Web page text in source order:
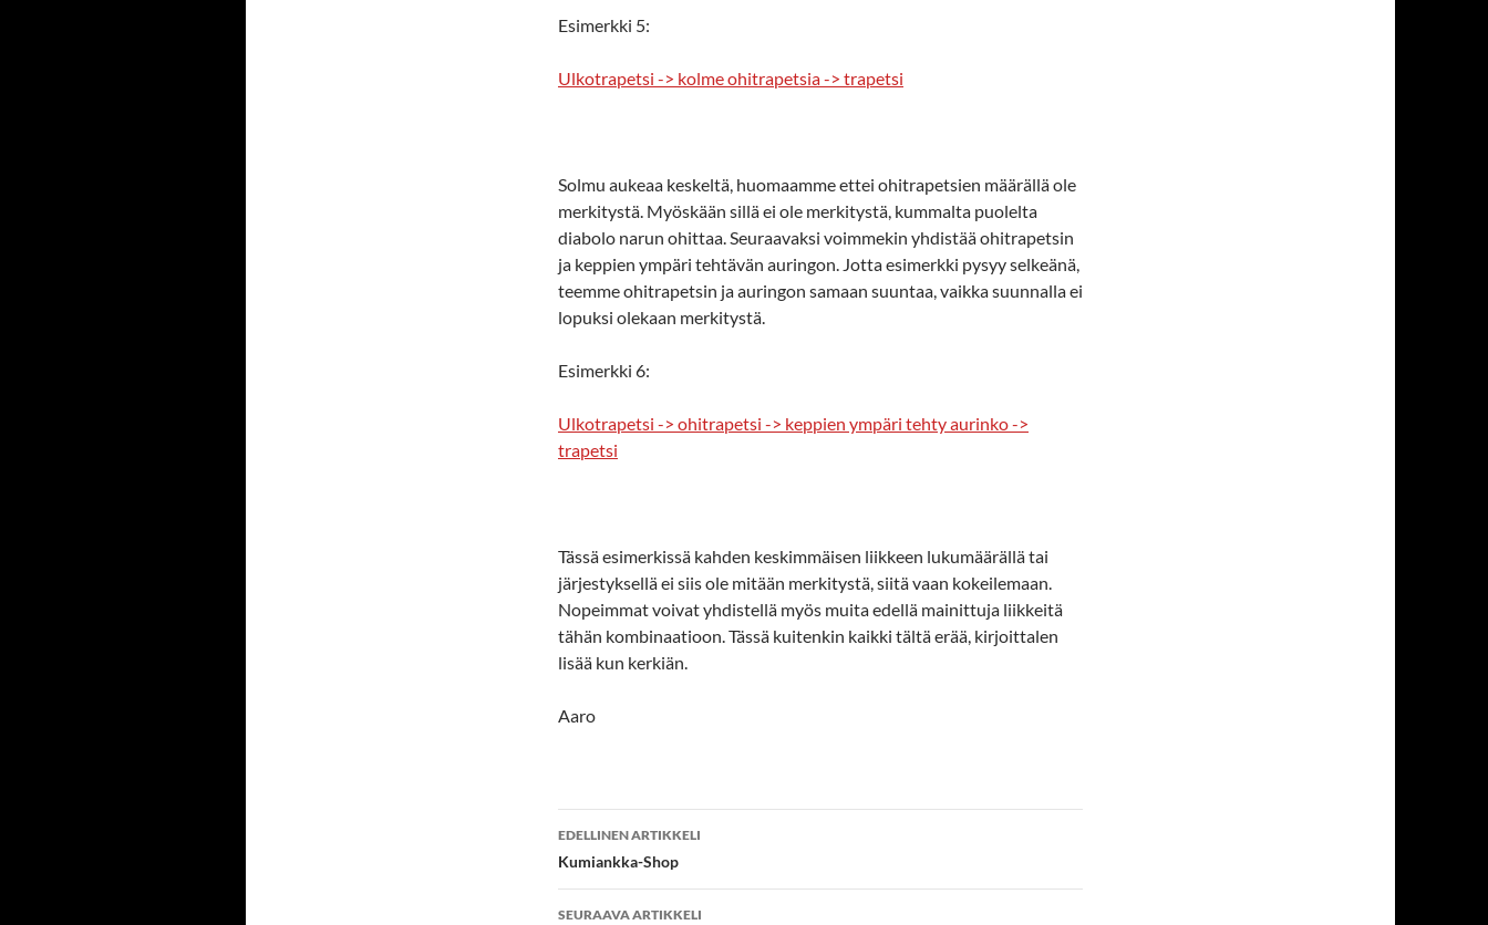
Esimerkki 5:
Ulkotrapetsi -> kolme ohitrapetsia -> trapetsi
Solmu aukeaa keskeltä, huomaamme ettei ohitrapetsien määrällä ole
merkitystä. Myöskään sillä ei ole merkitystä, kummalta puolelta
diabolo narun ohittaa. Seuraavaksi voimmekin yhdistää ohitrapetsin
ja keppien ympäri tehtävän auringon. Jotta esimerkki pysyy selkeänä,
teemme ohitrapetsin ja auringon samaan suuntaa, vaikka suunnalla ei
lopuksi olekaan merkitystä.
Esimerkki 6:
Ulkotrapetsi -> ohitrapetsi -> keppien ympäri tehty aurinko ->
trapetsi
Tässä esimerkissä kahden keskimmäisen liikkeen lukumäärällä tai
järjestyksellä ei siis ole mitään merkitystä, siitä vaan kokeilemaan.
Nopeimmat voivat yhdistellä myös muita edellä mainittuja liikkeitä
tähän kombinaatioon. Tässä kuitenkin kaikki tältä erää, kirjoittalen
lisää kun kerkiän.
Aaro
Artikkelien
selaus
EDELLINEN ARTIKKELI
Kumiankka-Shop
SEURAAVA ARTIKKELI